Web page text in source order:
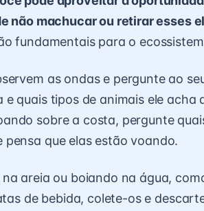
não machucar ou retirar esses
fundamentais para o
as ondas e pergunte ao
quais tipos de animais ele acha
sobre a costa, pergunte
pensa que elas estão voando.
areia ou boiando na água,
de bebida, colete-os e